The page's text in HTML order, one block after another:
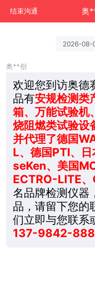
结束沟通 奥
2026-08-
奥**创
欢迎您到访奥德
品有安规检测类
箱、万能试验机
烧阻燃类试验设
并代理了德国
L、德国PTI、
seKen、美国
ECTRO-LITE、
名品牌检测仪器
品，请留下您的
们立即与您联系
137-9842-